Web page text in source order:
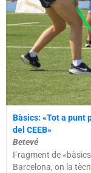
Bàsics: «Tot a punt
del CEEB»
Betevé
Fragment de
Barcelona, on la